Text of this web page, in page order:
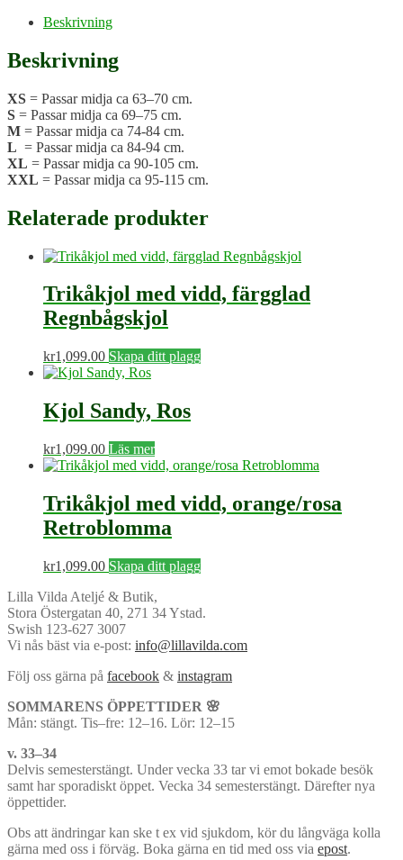
Beskrivning
Beskrivning
XS = Passar midja ca 63–70 cm.
S = Passar midja ca 69–75 cm.
M = Passar midja ca 74-84 cm.
L = Passar midja ca 84-94 cm.
XL = Passar midja ca 90-105 cm.
XXL = Passar midja ca 95-115 cm.
Relaterade produkter
Trikåkjol med vidd, färgglad
Regnbågskjol
kr1,099.00 Skapa ditt plagg
Kjol Sandy, Ros
kr1,099.00 Läs mer
Trikåkjol med vidd, orange/rosa
Retroblomma
kr1,099.00 Skapa ditt plagg
Lilla Vilda Ateljé & Butik,
Stora Östergatan 40, 271 34 Ystad.
Swish 123-627 3007
Vi nås bäst via e-post: info@lillavilda.com
Följ oss gärna på facebook & instagram
SOMMARENS ÖPPETTIDER 🌸
Mån: stängt. Tis–fre: 12–16. Lör: 12–15
v. 33–34
Delvis semesterstängt. Under vecka 33 tar vi emot bokade besök
samt har sporadiskt öppet. Vecka 34 semesterstängt. Därefter nya
öppettider.
Obs att ändringar kan ske t ex vid sjukdom, kör du långväga kolla
gärna med oss i förväg. Boka gärna en tid med oss via epost.